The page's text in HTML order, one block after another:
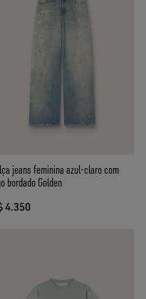
jeans feminina azul-claro com
bordado Golden
4.350